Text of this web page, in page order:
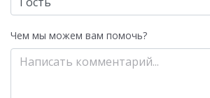
Чем мы можем вам помочь?